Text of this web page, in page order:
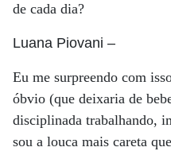
de cada dia?
Luana Piovani –
Eu me surpreendo com
óbvio (que deixaria de
disciplinada trabalhando,
sou a louca mais careta